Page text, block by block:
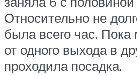
Относительно не
была всего час.
от одного выхода в
проходила посадка.